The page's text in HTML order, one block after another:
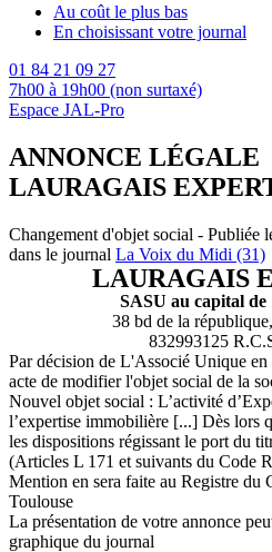
Au coût le plus bas
En choisissant votre journal
01 84 21 09 27
7h00 à 19h00 (non surtaxé)
Espace JAL-Pro
ANNONCE LÉGALE
LAURAGAIS
Changement d'objet social - Publiée
dans le journal La Voix du Midi (31)
LAURAGAIS
SASU au capital de
38 bd de la
832993125
Par décision de L'Associé Unique
acte de modifier l'objet social de la
Nouvel objet social : L’activité
l’expertise immobilière [...] Dès lors
les dispositions régissant le port du
(Articles L 171 et suivants du Code
Mention en sera faite au Registre du
Toulouse
La présentation de votre annonce
graphique du journal